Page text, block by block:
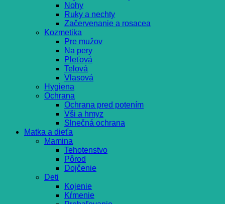
Nohy
Ruky a nechty
Začervenanie a rosacea
Kozmetika
Pre mužov
Na pery
Pleťová
Telová
Vlasová
Hygiena
Ochrana
Ochrana pred potením
Vši a hmyz
Slnečná ochrana
Matka a dieťa
Mamina
Tehotenstvo
Pôrod
Dojčenie
Deti
Kojenie
Kŕmenie